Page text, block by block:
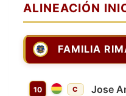
ALINEACIÓN
FAMILIA
10 C Jose